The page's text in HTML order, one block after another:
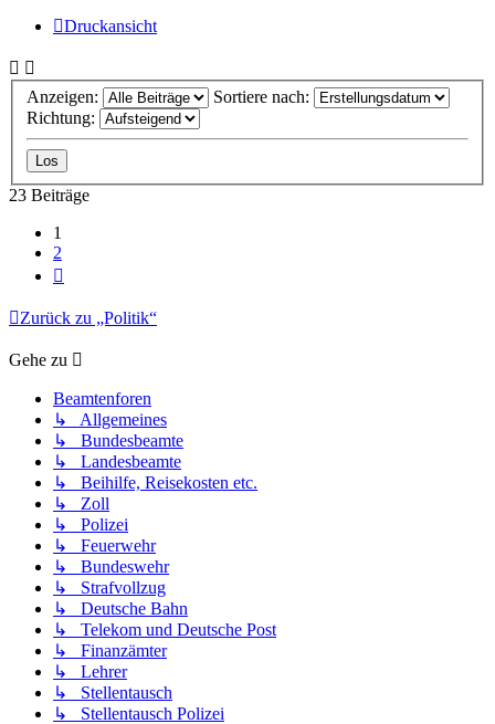
Druckansicht
Anzeigen:
Sortiere nach:
Richtung:
23 Beiträge
1
2
Zurück zu „Politik“
Gehe zu
Beamtenforen
↳ Allgemeines
↳ Bundesbeamte
↳ Landesbeamte
↳ Beihilfe, Reisekosten etc.
↳ Zoll
↳ Polizei
↳ Feuerwehr
↳ Bundeswehr
↳ Strafvollzug
↳ Deutsche Bahn
↳ Telekom und Deutsche Post
↳ Finanzämter
↳ Lehrer
↳ Stellentausch
↳ Stellentausch Polizei